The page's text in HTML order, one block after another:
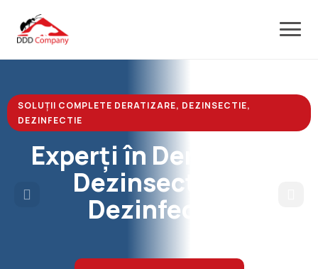
SOLUȚII COMPLETE DERATIZARE, DEZINSECTIE,
DEZINFECTIE
Experți în Deratizare,
Dezinsecție și
Dezinfecție